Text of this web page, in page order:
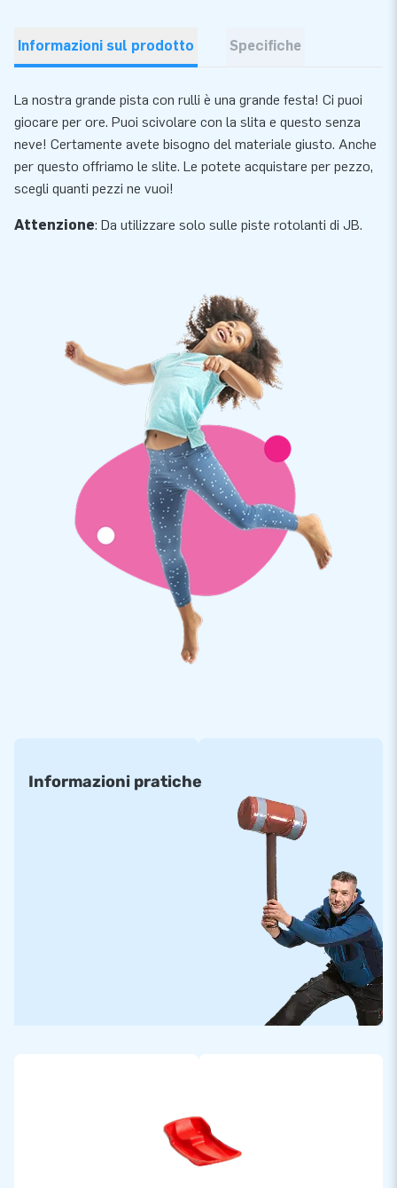
Informazioni sul prodotto Specifiche
La nostra grande pista con rulli è una grande festa! Ci puoi
giocare per ore. Puoi scivolare con la slita e questo senza
neve! Certamente avete bisogno del materiale giusto. Anche
per questo offriamo le slite. Le potete acquistare per pezzo,
scegli quanti pezzi ne vuoi!
Attenzione: Da utilizzare solo sulle piste rotolanti di JB.
Informazioni pratiche